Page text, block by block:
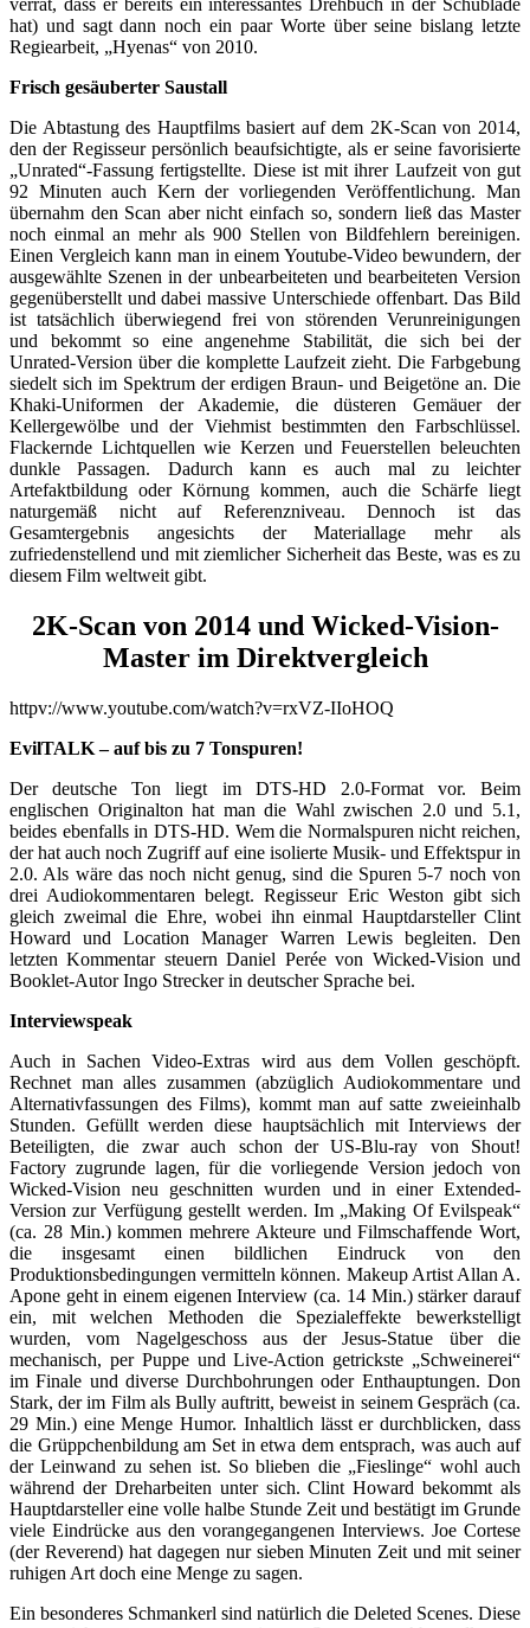
verrät, dass er bereits ein interessantes Drehbuch in der Schublade
hat) und sagt dann noch ein paar Worte über seine bislang letzte
Regiearbeit, „Hyenas“ von 2010.
Frisch gesäuberter Saustall
Die Abtastung des Hauptfilms basiert auf dem 2K-Scan von 2014,
den der Regisseur persönlich beaufsichtigte, als er seine favorisierte
„Unrated“-Fassung fertigstellte. Diese ist mit ihrer Laufzeit von gut
92 Minuten auch Kern der vorliegenden Veröffentlichung. Man
übernahm den Scan aber nicht einfach so, sondern ließ das Master
noch einmal an mehr als 900 Stellen von Bildfehlern bereinigen.
Einen Vergleich kann man in einem Youtube-Video bewundern, der
ausgewählte Szenen in der unbearbeiteten und bearbeiteten Version
gegenüberstellt und dabei massive Unterschiede offenbart. Das Bild
ist tatsächlich überwiegend frei von störenden Verunreinigungen
und bekommt so eine angenehme Stabilität, die sich bei der
Unrated-Version über die komplette Laufzeit zieht. Die Farbgebung
siedelt sich im Spektrum der erdigen Braun- und Beigetöne an. Die
Khaki-Uniformen der Akademie, die düsteren Gemäuer der
Kellergewölbe und der Viehmist bestimmten den Farbschlüssel.
Flackernde Lichtquellen wie Kerzen und Feuerstellen beleuchten
dunkle Passagen. Dadurch kann es auch mal zu leichter
Artefaktbildung oder Körnung kommen, auch die Schärfe liegt
naturgemäß nicht auf Referenzniveau. Dennoch ist das
Gesamtergebnis angesichts der Materiallage mehr als
zufriedenstellend und mit ziemlicher Sicherheit das Beste, was es zu
diesem Film weltweit gibt.
2K-Scan von 2014 und Wicked-Vision-
Master im Direktvergleich
httpv://www.youtube.com/watch?v=rxVZ-IIoHOQ
EvilTALK – auf bis zu 7 Tonspuren!
Der deutsche Ton liegt im DTS-HD 2.0-Format vor. Beim
englischen Originalton hat man die Wahl zwischen 2.0 und 5.1,
beides ebenfalls in DTS-HD. Wem die Normalspuren nicht reichen,
der hat auch noch Zugriff auf eine isolierte Musik- und Effektspur in
2.0. Als wäre das noch nicht genug, sind die Spuren 5-7 noch von
drei Audiokommentaren belegt. Regisseur Eric Weston gibt sich
gleich zweimal die Ehre, wobei ihn einmal Hauptdarsteller Clint
Howard und Location Manager Warren Lewis begleiten. Den
letzten Kommentar steuern Daniel Perée von Wicked-Vision und
Booklet-Autor Ingo Strecker in deutscher Sprache bei.
Interviewspeak
Auch in Sachen Video-Extras wird aus dem Vollen geschöpft.
Rechnet man alles zusammen (abzüglich Audiokommentare und
Alternativfassungen des Films), kommt man auf satte zweieinhalb
Stunden. Gefüllt werden diese hauptsächlich mit Interviews der
Beteiligten, die zwar auch schon der US-Blu-ray von Shout!
Factory zugrunde lagen, für die vorliegende Version jedoch von
Wicked-Vision neu geschnitten wurden und in einer Extended-
Version zur Verfügung gestellt werden. Im „Making Of Evilspeak“
(ca. 28 Min.) kommen mehrere Akteure und Filmschaffende Wort,
die insgesamt einen bildlichen Eindruck von den
Produktionsbedingungen vermitteln können. Makeup Artist Allan A.
Apone geht in einem eigenen Interview (ca. 14 Min.) stärker darauf
ein, mit welchen Methoden die Spezialeffekte bewerkstelligt
wurden, vom Nagelgeschoss aus der Jesus-Statue über die
mechanisch, per Puppe und Live-Action getrickste „Schweinerei“
im Finale und diverse Durchbohrungen oder Enthauptungen. Don
Stark, der im Film als Bully auftritt, beweist in seinem Gespräch (ca.
29 Min.) eine Menge Humor. Inhaltlich lässt er durchblicken, dass
die Grüppchenbildung am Set in etwa dem entsprach, was auch auf
der Leinwand zu sehen ist. So blieben die „Fieslinge“ wohl auch
während der Dreharbeiten unter sich. Clint Howard bekommt als
Hauptdarsteller eine volle halbe Stunde Zeit und bestätigt im Grunde
viele Eindrücke aus den vorangegangenen Interviews. Joe Cortese
(der Reverend) hat dagegen nur sieben Minuten Zeit und mit seiner
ruhigen Art doch eine Menge zu sagen.
Ein besonderes Schmankerl sind natürlich die Deleted Scenes. Diese